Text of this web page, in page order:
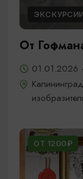
От
01.01.2026
ОТ 1200₽